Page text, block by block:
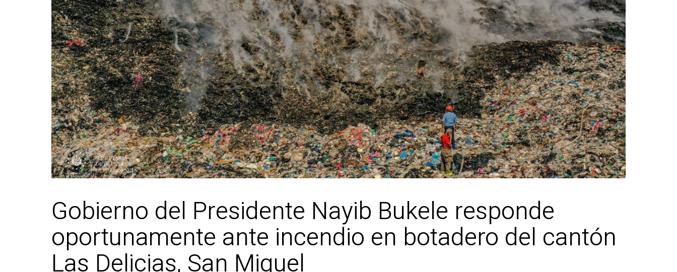
Gobierno del Presidente Nayib Bukele responde
oportunamente ante incendio en botadero del cantón
Las Delicias, San Miguel